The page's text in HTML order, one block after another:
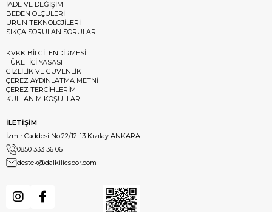
İADE VE DEĞİŞİM
BEDEN ÖLÇÜLERİ
ÜRÜN TEKNOLOJİLERİ
SIKÇA SORULAN SORULAR
KVKK BİLGİLENDİRMESİ
TÜKETİCİ YASASI
GİZLİLİK VE GÜVENLİK
ÇEREZ AYDINLATMA METNİ
ÇEREZ TERCİHLERİM
KULLANIM KOŞULLARI
İLETİŞİM
İzmir Caddesi No:22/12-13 Kızılay ANKARA
0850 333 36 06
destek@dalkilicspor.com